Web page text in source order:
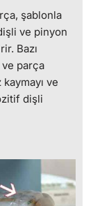
şablonla
ve pinyon
Bazı
parça
ve
dişli